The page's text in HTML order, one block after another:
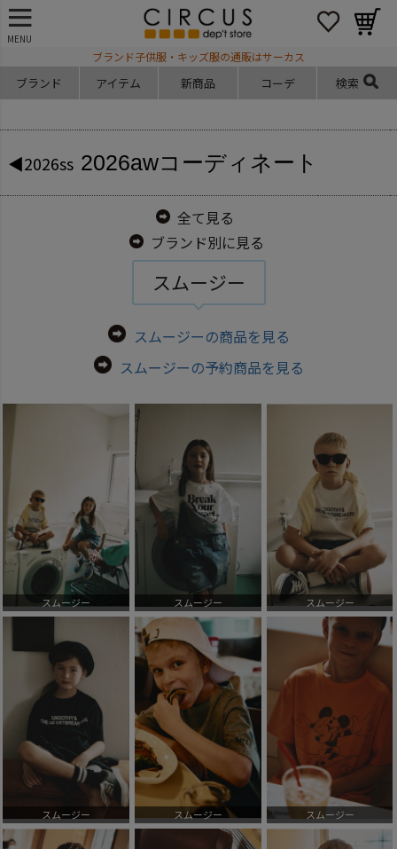
MENU
ブランド子供服・キッズ服の通販はサーカス
ブランド アイテム 新商品 コーデ 検索
◀2026ss 2026awコーディネート
全て見る
ブランド別に見る
スムージー
スムージーの商品を見る
スムージーの予約商品を見る
スムージー スムージー スムージー
スムージー スムージー スムージー